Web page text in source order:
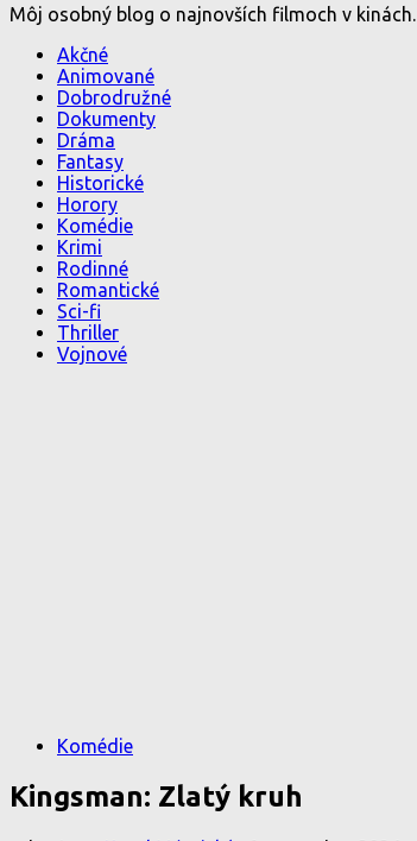
Môj osobný blog o najnovších filmoch v kinách.
Akčné
Animované
Dobrodružné
Dokumenty
Dráma
Fantasy
Historické
Horory
Komédie
Krimi
Rodinné
Romantické
Sci-fi
Thriller
Vojnové
Komédie
Kingsman: Zlatý kruh